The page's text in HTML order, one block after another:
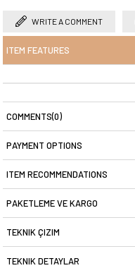
WRITE A COMMENT
ITEM FEATURES
COMMENTS(0)
PAYMENT OPTIONS
ITEM RECOMMENDATIONS
PAKETLEME VE KARGO
TEKNIK ÇIZIM
TEKNIK DETAYLAR